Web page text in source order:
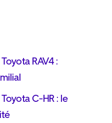
RAV4 :
C-HR : le